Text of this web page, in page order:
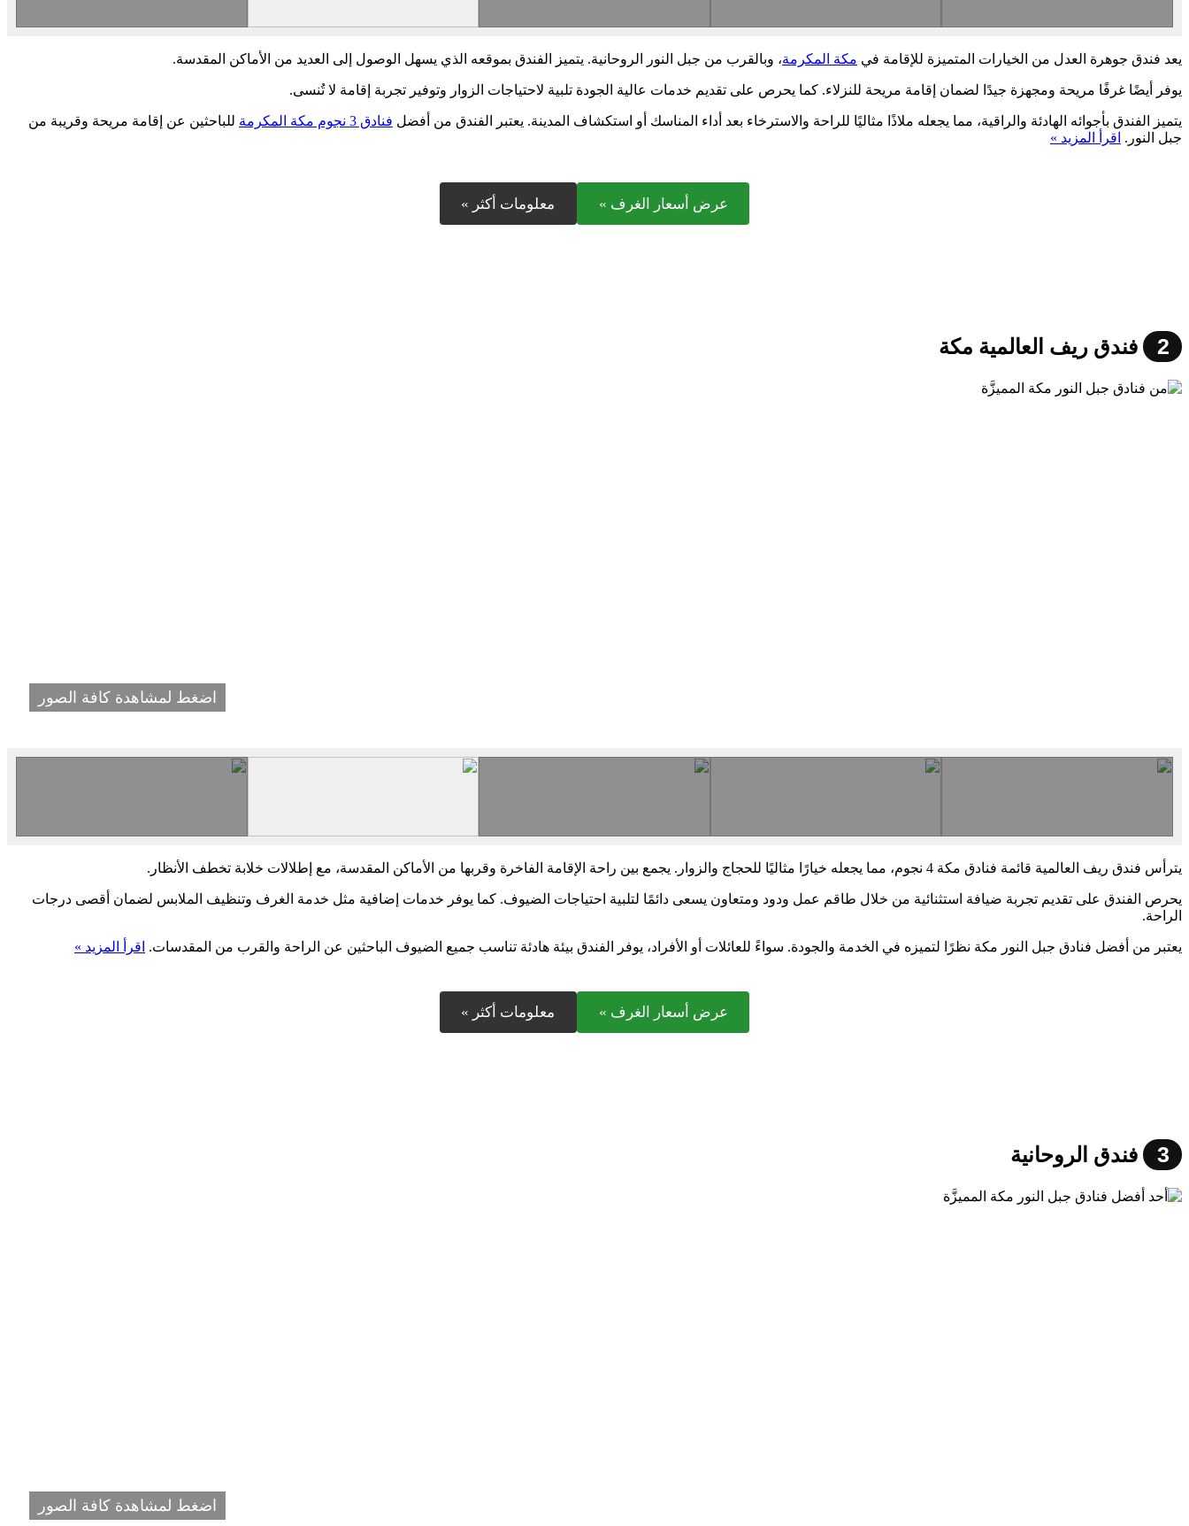
يعد فندق جوهرة العدل من الخيارات المتميزة للإقامة في مكة المكرمة، وبالقرب من جبل النور الروحانية. يتميز الفندق بموقعه الذي يسهل الوصول إلى العديد من الأماكن المقدسة.
يوفر أيضًا غرفًا مريحة ومجهزة جيدًا لضمان إقامة مريحة للنزلاء. كما يحرص على تقديم خدمات عالية الجودة تلبية لاحتياجات الزوار وتوفير تجربة إقامة لا تُنسى.
يتميز الفندق بأجوائه الهادئة والراقية، مما يجعله ملاذًا مثاليًا للراحة والاسترخاء بعد أداء المناسك أو استكشاف المدينة. يعتبر الفندق من أفضل فنادق 3 نجوم مكة المكرمة
للباحثين عن إقامة مريحة وقريبة من
جبل النور. اقرأ المزيد »
عرض أسعار الغرف » معلومات أكثر »
2 فندق ريف العالمية مكة
اضغط لمشاهدة كافة الصور
يترأس فندق ريف العالمية قائمة فنادق مكة 4 نجوم، مما يجعله خيارًا مثاليًا للحجاج والزوار. يجمع بين راحة الإقامة الفاخرة وقربها من الأماكن المقدسة، مع إطلالات خلابة تخطف الأنظار.
يحرص الفندق على تقديم تجربة ضيافة استثنائية من خلال طاقم عمل ودود ومتعاون يسعى دائمًا لتلبية احتياجات الضيوف. كما يوفر خدمات إضافية مثل خدمة الغرف وتنظيف الملابس لضمان أقصى درجات
الراحة.
يعتبر من أفضل فنادق جبل النور مكة نظرًا لتميزه في الخدمة والجودة. سواءً للعائلات أو الأفراد، يوفر الفندق بيئة هادئة تناسب جميع الضيوف الباحثين عن الراحة والقرب من المقدسات. اقرأ المزيد »
عرض أسعار الغرف » معلومات أكثر »
3 فندق الروحانية
اضغط لمشاهدة كافة الصور